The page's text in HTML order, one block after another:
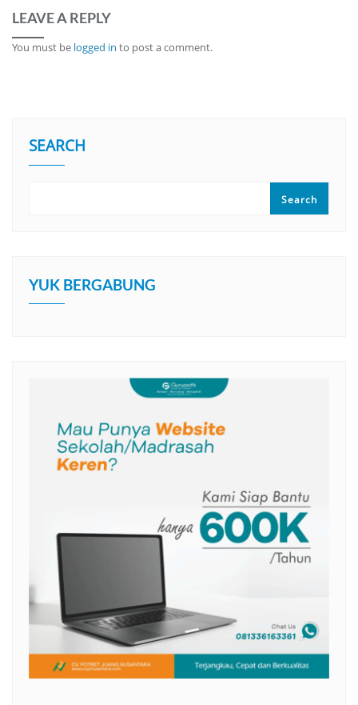
LEAVE A REPLY
You must be logged in to post a comment.
SEARCH
Search
YUK BERGABUNG